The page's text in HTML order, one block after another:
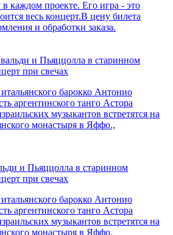
каждом проекте. Его игра - это
весь концерт.В цену билета
и обработки заказа.
и Пьяццолла в старинном
при свечах
барокко Антонио
аргентинского танго Астора
музыкантов встретятся на
монастыря в Яффо.,
и Пьяццолла в старинном
при свечах
барокко Антонио
аргентинского танго Астора
музыкантов встретятся на
монастыря в Яффо.